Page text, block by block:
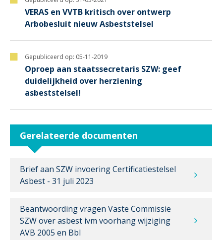
VERAS en VVTB kritisch over ontwerp
Arbobesluit nieuw Asbeststelsel
Gepubliceerd op: 05-11-2019
Oproep aan staatssecretaris SZW: geef
duidelijkheid over herziening
asbeststelsel!
Gerelateerde documenten
Brief aan SZW invoering Certificatiestelsel
Asbest - 31 juli 2023
Beantwoording vragen Vaste Commissie
SZW over asbest ivm voorhang wijziging
AVB 2005 en Bbl